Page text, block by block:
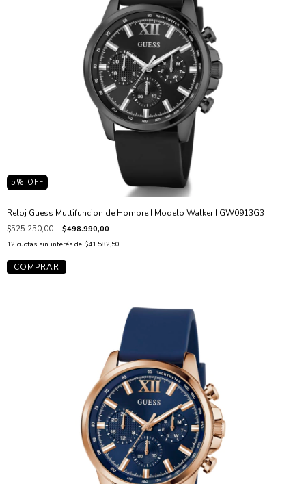
5 % OFF
Reloj Guess Multifuncion de Hombre I Modelo Walker I GW0913G3
$525.250,00 $498.990,00
12 cuotas sin interés de $41.582,50